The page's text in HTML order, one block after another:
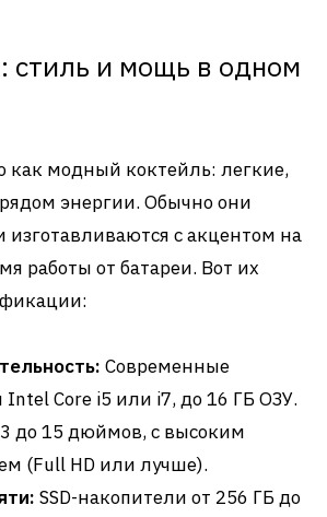
стиль и мощь в одном
как модный коктейль: легкие,
энергии. Обычно они
изготавливаются с акцентом на
работы от батареи. Вот их
Современные
Intel Core i5 или i7, до 16 ГБ ОЗУ.
до 15 дюймов, с высоким
(Full HD или лучше).
SSD-накопители от 256 ГБ до